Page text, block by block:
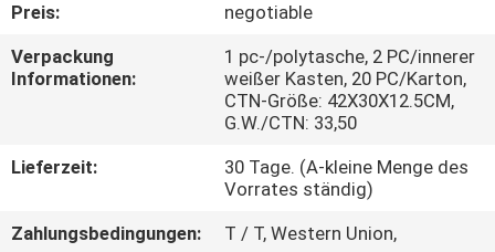
TRETEN
SIE
UNS
VERBINDUNG
Preis:
negotiable
Verpackung
Informationen:
1 pc-/polytasche, 2 PC/innerer
weißer Kasten, 20 PC/Karton,
CTN-Größe: 42X30X12.5CM,
G.W./CTN: 33,50
Lieferzeit:
30 Tage. (A-kleine Menge des
Vorrates ständig)
Zahlungsbedingungen:
T / T, Western Union,